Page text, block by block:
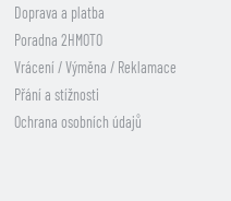
Doprava a platba
Poradna 2HMOTO
Vrácení / Výměna / Reklamace
Přání a stížnosti
Ochrana osobních údajů